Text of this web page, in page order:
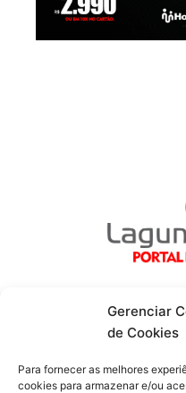
Gerenciar
de Cookies
Para fornecer as melhores
cookies para armazenar e/ou